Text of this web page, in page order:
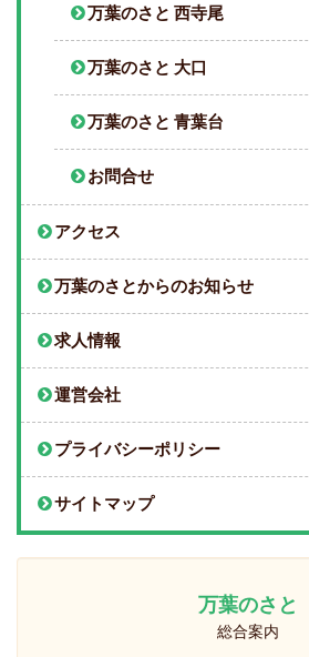
万葉のさと 西寺尾
万葉のさと 大口
万葉のさと 青葉台
お問合せ
アクセス
万葉のさとからのお知らせ
求人情報
運営会社
プライバシーポリシー
サイトマップ
万葉のさと
総合案内